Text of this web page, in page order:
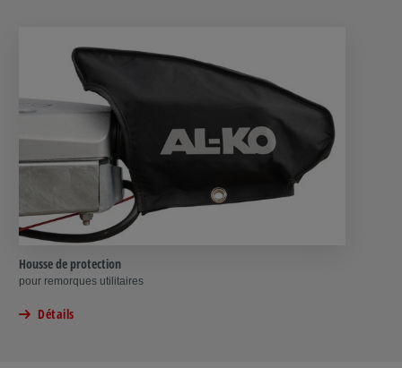
Housse de protection
pour remorques utilitaires
Détails